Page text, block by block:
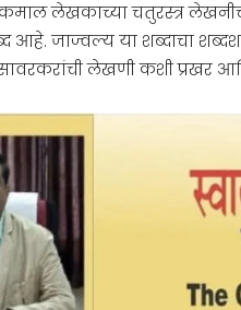
कमाल लेखकाच्या चतुरस्त्र
आहे. जाज्वल्य या शब्दाचा
लेखणी कशी प्रखर